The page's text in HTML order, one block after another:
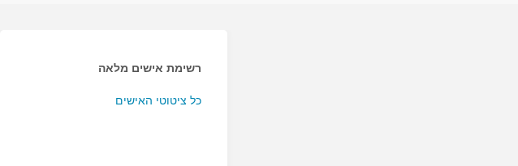
רשימת אישים מלאה
כל ציטוטי האישים